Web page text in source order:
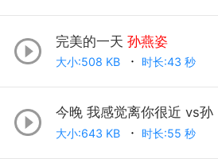
完美的一天 孙燕姿
大小:508 KB 时长:43 秒
今晚 我感觉离你很近 vs孙
大小:643 KB 时长:55 秒